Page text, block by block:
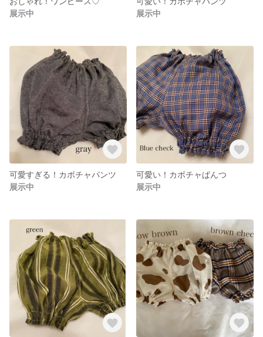
展示中
展示中
可愛すぎる！カボチャパンツ
展示中
可愛い！カボチャぱんつ
展示中